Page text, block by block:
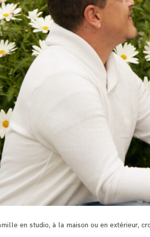
en studio, à la maison ou en extérieur,